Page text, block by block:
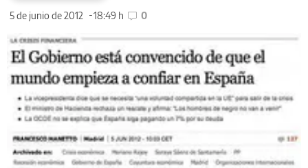
5 de junio de 2012 18:49 h 0